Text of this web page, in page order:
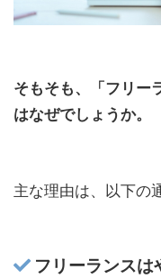
そもそも、「フリー
はなぜでしょうか。
主な理由は、以下の
フリーランスは